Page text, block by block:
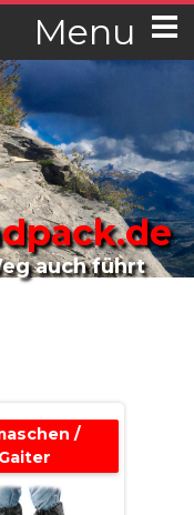
Menu
auch führt
/
Gaiter